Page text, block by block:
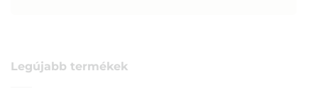
Legújabb termékek